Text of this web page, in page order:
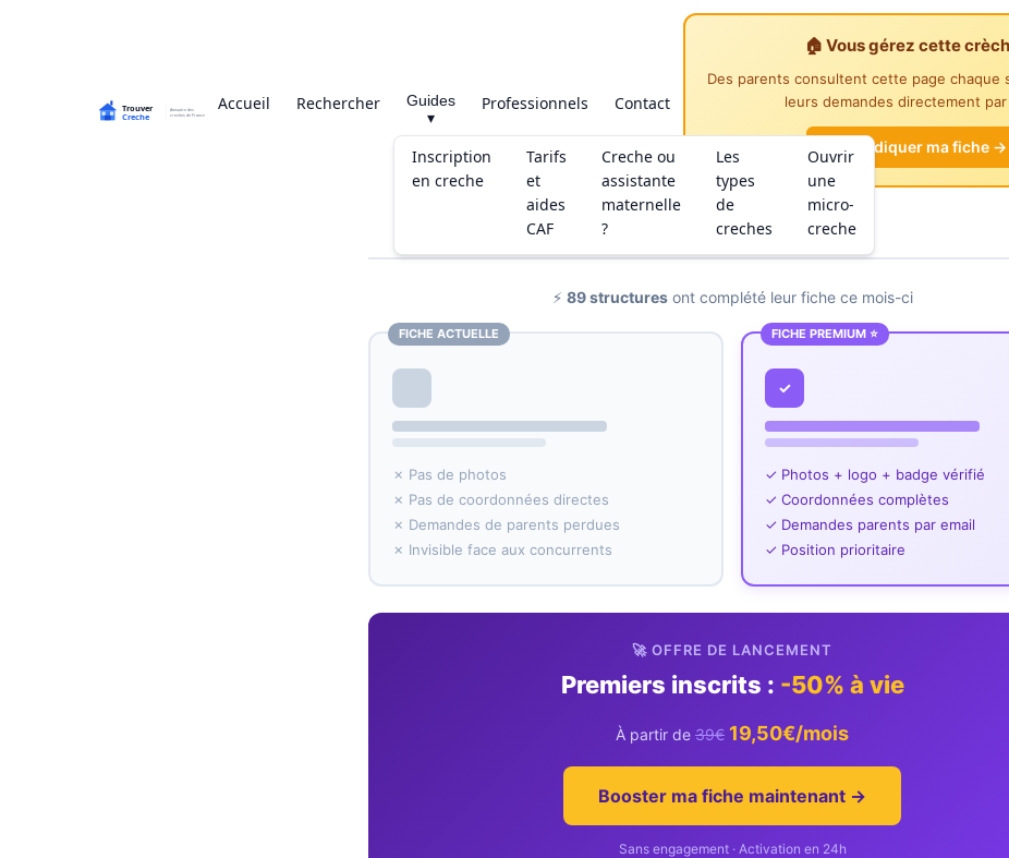
Accueil Rechercher
Guides
▾
Inscription
en creche
Tarifs
et
aides
CAF
Creche ou
assistante
maternelle
?
Les
types
de
creches
Ouvrir
une
micro-
creche
Professionnels Contact
🏠 Vous gérez cette
Des parents consultent cette page chaque
leurs demandes directement par
Revendiquer ma fiche →
⚡ 89 structuresont complété leur fiche ce mois-ci
FICHE ACTUELLE
✗ Pas de photos
✗ Pas de coordonnées directes
✗ Demandes de parents perdues
✗ Invisible face aux concurrents
FICHE PREMIUM ⭐
✓
✓ Photos + logo + badge vérifié
✓ Coordonnées complètes
✓ Demandes parents par email
✓ Position prioritaire
🚀 OFFRE DE LANCEMENT
Premiers inscrits : -50% à vie
À partir de 39€ 19,50€/mois
Booster ma fiche maintenant →
Sans engagement · Activation en 24h